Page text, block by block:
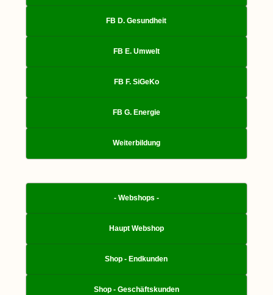
FB D. Gesundheit
FB E. Umwelt
FB F. SiGeKo
FB G. Energie
Weiterbildung
- Webshops -
Haupt Webshop
Shop - Endkunden
Shop - Geschäftskunden